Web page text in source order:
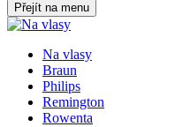
Přejít na menu
Na vlasy
Braun
Philips
Remington
Rowenta